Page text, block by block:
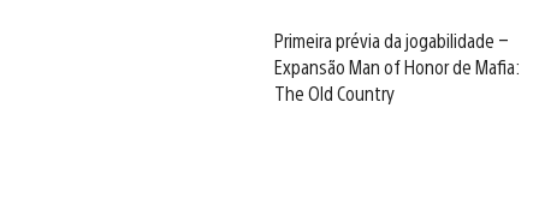
Primeira prévia da jogabilidade –
Expansão Man of Honor de Mafia:
The Old Country